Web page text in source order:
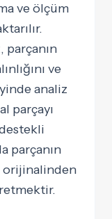
ve ölçüm
ve
analiz
parçayı
parçanın
orijinalinden